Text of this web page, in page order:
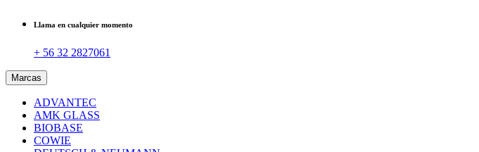
Llama en cualquier momento
+ 56 32 2827061
Marcas
ADVANTEC
AMK GLASS
BIOBASE
COWIE